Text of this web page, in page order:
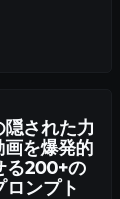
された力
を爆発的
る200+の
ンプト